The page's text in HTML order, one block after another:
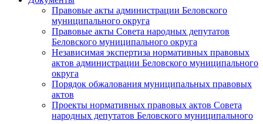
Правовые акты администрации Беловского
муниципального округа
Правовые акты Совета народных депутатов
Беловского муниципального округа
Независимая экспертиза нормативных правовых
актов администрации Беловского муниципального
округа
Порядок обжалования муниципальных правовых
актов
Проекты нормативных правовых актов Совета
народных депутатов Беловского муниципального